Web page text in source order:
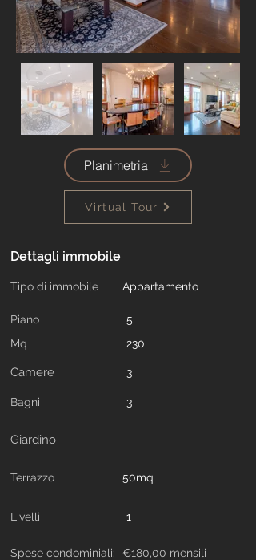
Planimetria
Virtual Tour
Dettagli immobile
Tipo di immobile Appartamento
5
Piano
Mq
230
Camere 3
Bagni 3
Giardino
50mq
Terrazzo
Livelli 1
Spese condominiali: €180,00 mensili